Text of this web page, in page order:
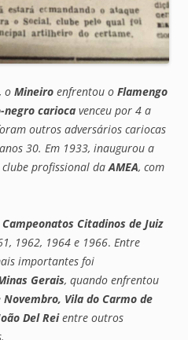
, o Mineiro enfrentou o Flamengo
negro carioca venceu por 4 a
outros adversários cariocas
30. Em 1933, inaugurou a
profissional da AMEA, com
Campeonatos Citadinos de Juiz
1962, 1964 e 1966. Entre
importantes foi
Gerais, quando enfrentou
Novembro, Vila do Carmo de
Del Reientre outros